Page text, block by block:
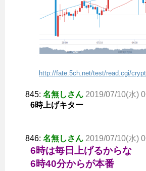
http://fate.5ch.net/test/read.cgi/
845: 名無しさん 2019/07/10(水)
6時上げキター
846: 名無しさん 2019/07/10(水)
6時は毎日上げるからな
6時40分からが本番